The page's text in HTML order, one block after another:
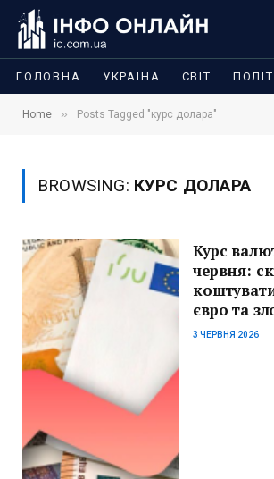
ГОЛОВНА УКРАЇНА СВІТ
Home » Posts Tagged "курс долара"
BROWSING: КУРС ДОЛАРА
Курс
червня:
євро та
3 ЧЕРВНЯ 2026